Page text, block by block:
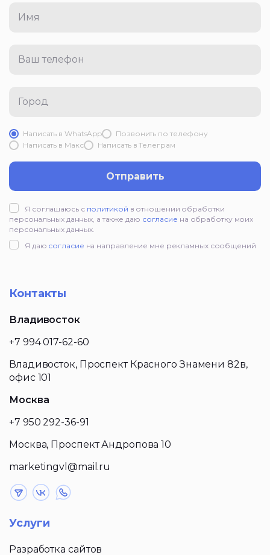
Имя
Ваш телефон
Город
Написать в WhatsApp
Позвонить по телефону
Написать в Mакс
Написать в Телеграм
Отправить
Я соглашаюсь с политикой в отношении обработки
персональных данных, а также даю согласие на обработку моих
персональных данных.
Я даю согласие на направление мне рекламных сообщений
Контакты
Владивосток
+7 994 017-62-60
Владивосток, Проспект Красного Знамени 82в,
офис 101
Москва
+7 950 292-36-91
Москва, Проспект Андропова 10
marketingvl@mail.ru
Услуги
Разработка сайтов